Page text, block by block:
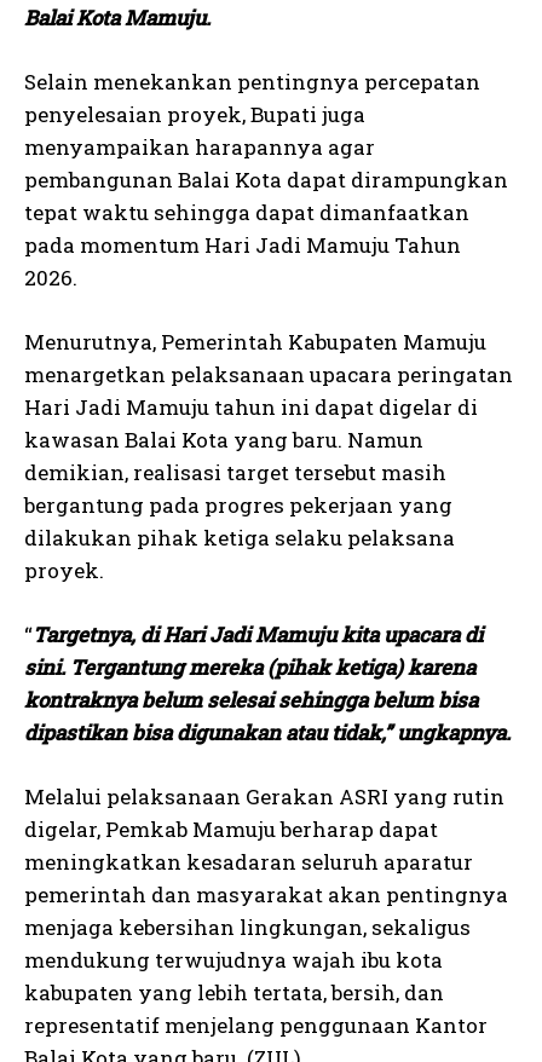
Balai Kota Mamuju.
Selain menekankan pentingnya percepatan
penyelesaian proyek, Bupati juga
menyampaikan harapannya agar
pembangunan Balai Kota dapat dirampungkan
tepat waktu sehingga dapat dimanfaatkan
pada momentum Hari Jadi Mamuju Tahun
2026.
Menurutnya, Pemerintah Kabupaten Mamuju
menargetkan pelaksanaan upacara peringatan
Hari Jadi Mamuju tahun ini dapat digelar di
kawasan Balai Kota yang baru. Namun
demikian, realisasi target tersebut masih
bergantung pada progres pekerjaan yang
dilakukan pihak ketiga selaku pelaksana
proyek.
“Targetnya, di Hari Jadi Mamuju kita upacara di
sini. Tergantung mereka (pihak ketiga) karena
kontraknya belum selesai sehingga belum bisa
dipastikan bisa digunakan atau tidak,” ungkapnya.
Melalui pelaksanaan Gerakan ASRI yang rutin
digelar, Pemkab Mamuju berharap dapat
meningkatkan kesadaran seluruh aparatur
pemerintah dan masyarakat akan pentingnya
menjaga kebersihan lingkungan, sekaligus
mendukung terwujudnya wajah ibu kota
kabupaten yang lebih tertata, bersih, dan
representatif menjelang penggunaan Kantor